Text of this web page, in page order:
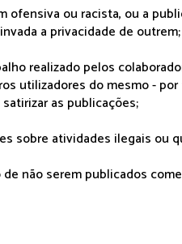
ofensiva ou racista, ou a
a privacidade de outrem;
realizado pelos
utilizadores do mesmo -
as publicações;
sobre atividades ilegais ou
não serem publicados